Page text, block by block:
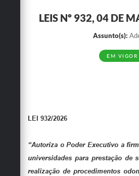
Telefones Úteis
LEIS Nº 932, 04 DE
Assunto(s):
EM VIGOR
LEI 932/2026
“Autoriza o Poder Executivo a
universidades para prestação de
realização de procedimentos